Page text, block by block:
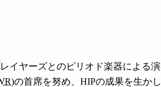
イヤーズとのピリオド楽器による
)の首席を努め、HIPの成果を生か